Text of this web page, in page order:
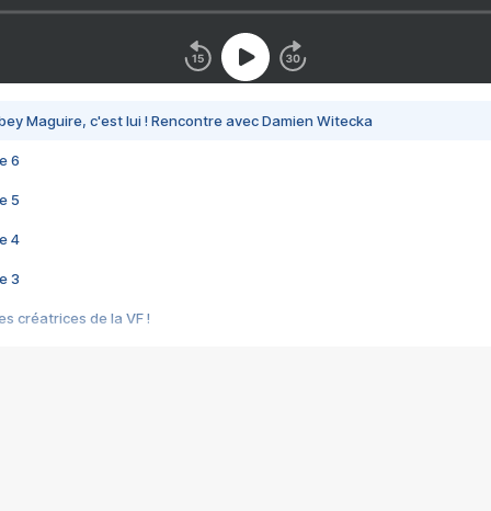
Maguire, c'est lui ! Rencontre avec Damien Witecka
6
5
4
3
créatrices de la VF !